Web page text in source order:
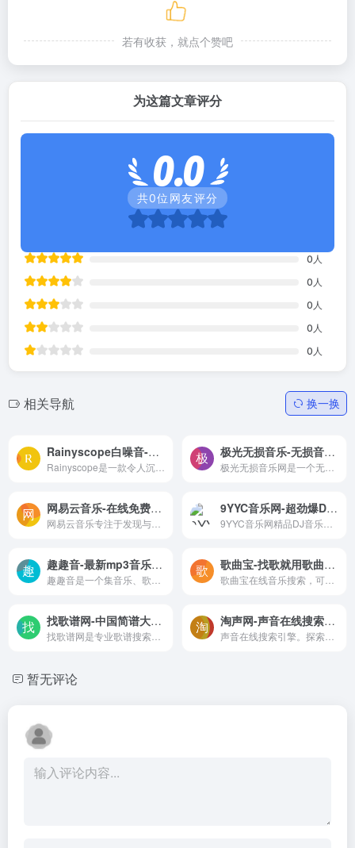
若有收获，就点个赞吧
为这篇文章评分
0.0
共0位网友评分
0 人
0 人
0 人
0 人
0 人
相关导航 换一换
Rainyscope白噪音-在线聆听四季雨声的白噪音网站 极光无损音乐-无损音乐免费下载
网易云音乐-在线免费听音乐,网易音乐在线播放网页 9YYC音乐网-超劲爆DJ舞曲_最新好听的dj音乐舞曲视频下载网站-9YYC音乐网精品DJ音乐舞曲视频汇聚,主要包括dj，dj音乐,dj舞曲,车载音乐,车载DJ,dj视频,dj舞曲超劲爆,dj网站,dj舞曲下载等服务,所有下载dj舞曲均为高品质DJ音乐舞曲。
趣趣音-最新mp3音乐歌曲免费下载在线听 歌曲宝-找歌就用歌曲宝-MP3音乐高品质在线免费下载
找歌谱网-中国简谱大全,最全歌曲网曲谱,中国最全的简谱网站 淘声网-声音在线搜索引擎。探索全球 1,000,000+ 声音资源
暂无评论